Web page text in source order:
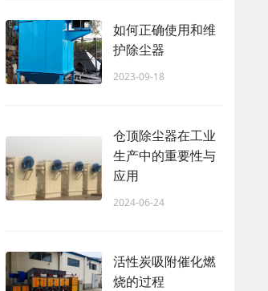
如何正确使用和维
护除尘器
2023-09-18
仓顶除尘器在工业
生产中的重要性与
应用
2024-06-24
活性炭吸附催化燃
烧的过程